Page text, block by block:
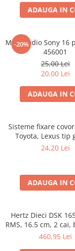
ADAUGA IN
-20%
Mufa radio Sony 16
456001
25,00 Lei
20,00 Lei
ADAUGA IN
Sisteme fixare
Toyota, Lexus tip
24,20 Lei
ADAUGA IN
Hertz Dieci DSK
RMS, 16.5 cm, 2 cai,
sisteme
460,95 Lei